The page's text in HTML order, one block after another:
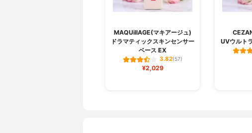
MAQUillAGE(マキアージュ)
ドラマティックスキンセンサー
ベース EX
3.82(57)
¥2,029
UVウルト